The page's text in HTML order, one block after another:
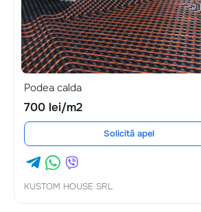
Podea calda
700 lei/m2
Solicită apel
KUSTOM HOUSE SRL